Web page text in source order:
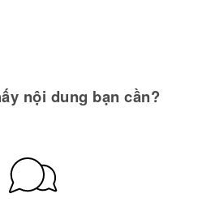
nội dung bạn cần?